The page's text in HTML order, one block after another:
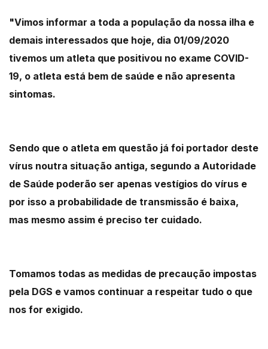
"Vimos informar a toda a população da nossa ilha e
demais interessados que hoje, dia 01/09/2020
tivemos um atleta que positivou no exame COVID-
19, o atleta está bem de saúde e não apresenta
sintomas.
Sendo que o atleta em questão já foi portador deste
vírus noutra situação antiga, segundo a Autoridade
de Saúde poderão ser apenas vestígios do vírus e
por isso a probabilidade de transmissão é baixa,
mas mesmo assim é preciso ter cuidado.
Tomamos todas as medidas de precaução impostas
pela DGS e vamos continuar a respeitar tudo o que
nos for exigido.